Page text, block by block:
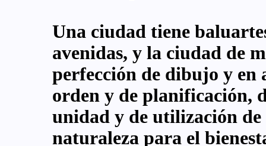
Una ciudad tiene
avenidas, y la ciudad de
perfección de dibujo y en
orden y de planificación,
unidad y de utilización
naturaleza para el